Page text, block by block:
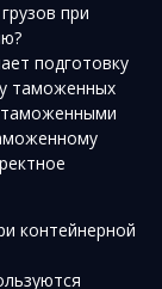
при
подготовку
таможенных
таможенными
контейнерной